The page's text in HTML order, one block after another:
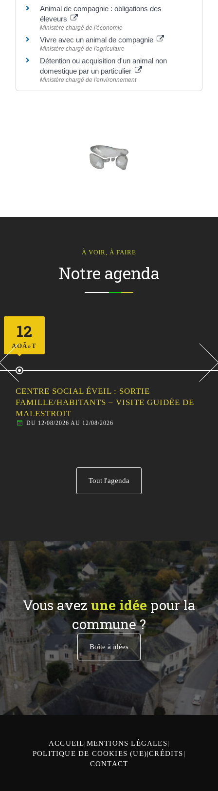
Animal de compagnie : obligations des
éleveurs
Ministère chargé de l'économie
Vivre avec un animal de compagnie
Ministère chargé de l'agriculture
Détention ou acquisition d'un animal non
domestique par un particulier
Ministère chargé de l'environnement
À VOIR, À FAIRE
Notre agenda
12
AOÃ»T
CENTRE SOCIAL ÉVEIL : SORTIE
FAMILLE/HABITANTS – VISITE GUIDÉE DE
MALESTROIT
DU 12/08/2026 AU 12/08/2026
Tout l'agenda
Vous avezune idéepour la
commune ?
Boîte à idées
ACCUEIL MENTIONS LÉGALES
POLITIQUE DE COOKIES (UE) CRÉDITS
CONTACT